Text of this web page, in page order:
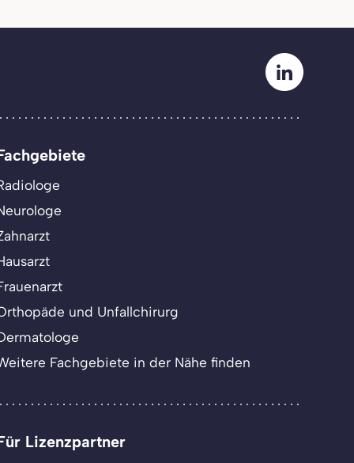
und Unfallchirurg
Fachgebiete in der Nähe finden
Lizenzpartner